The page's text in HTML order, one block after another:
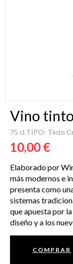
Vino
75 cl.TIPO: Tinto
10,00 €
Elaborado por
más modernos e
presenta como
sistemas
que apuesta por
diseño y a los
COMPRAR